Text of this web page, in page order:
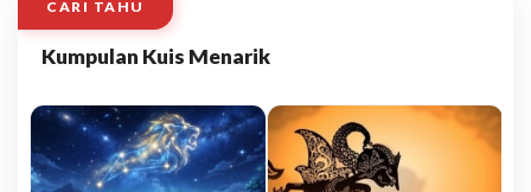
CARI TAHU
Kumpulan Kuis Menarik